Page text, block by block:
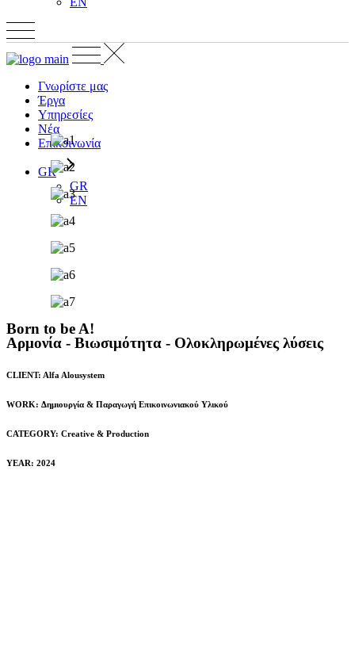
Γνωρίστε μας
Έργα
Υπηρεσίες
Νέα
Επικοινωνία
GR
GR
EN
Born to be A!
Αρμονία - Βιωσιμότητα - Ολοκληρωμένες λύσεις
CLIENT: Alfa Alousystem
WORK: Δημιουργία & Παραγωγή Επικοινωνιακού Υλικού
CATEGORY: Creative & Production
YEAR: 2024